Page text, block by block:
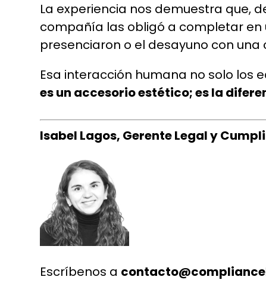
La experiencia nos demuestra que,
compañía las obligó a completar
presenciaron o el desayuno con una
Esa interacción humana no solo los
es un accesorio estético; es la
Isabel Lagos, Gerente Legal y
Escríbenos a